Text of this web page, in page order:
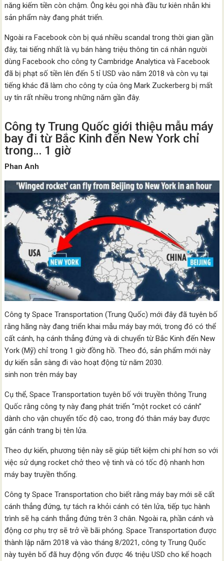
năng kiếm tiền còn chậm. Ông kêu gọi nhà đầu tư kiên nhẫn khi
sản phẩm này đang phát triển.
Ngoài ra Facebook còn bị quá nhiều scandal trong thời gian gần
đây, tai tiếng nhất là vụ bán hàng triệu thông tin cá nhân người
dùng Facebook cho công ty Cambridge Analytica và Facebook
đã bị phạt số tiền lên đến 5 tỉ USD vào năm 2018 và còn vụ tại
tiếng khác đã làm cho công ty của ông Mark Zuckerberg bị mất
uy tín rất nhiều trong những năm gần đây.
Công ty Trung Quốc giới thiệu mẫu máy
bay đi từ Bắc Kinh đến New York chỉ
trong… 1 giờ
Phan Anh
Công ty Space Transportation (Trung Quốc) mới đây đã tuyên bố
rằng hãng này đang triển khai mẫu máy bay mới, trong đó có thể
cất cánh, hạ cánh thẳng đứng và di chuyển từ Bắc Kinh đến New
York (Mỹ) chỉ trong 1 giờ đồng hồ. Theo đó, sản phẩm mới này
dự kiến sẵn sàng đi vào hoạt động từ năm 2030.
sinh non trên máy bay
Cụ thể, Space Transportation tuyên bố với truyền thông Trung
Quốc rằng công ty này đang phát triển “một rocket có cánh”
dành cho vận chuyển tốc độ cao, trong đó thân máy bay được
gắn cánh trang bị tên lửa.
Theo dự kiến, phương tiện này sẽ giúp tiết kiệm chi phí hơn so với
việc sử dụng rocket chở theo vệ tinh và có tốc độ nhanh hơn
máy bay truyền thống.
Công ty Space Transportation cho biết rằng máy bay mới sẽ cất
cánh thẳng đứng, tự tách ra khỏi cánh có tên lửa, tiếp tục hành
trình sẽ hạ cánh thẳng đứng trên 3 chân. Ngoài ra, phần cánh và
động cơ phụ trợ sẽ trở về bãi phóng. Space Transportation được
thành lập năm 2018 và vào tháng 8/2021, công ty Trung Quốc
này tuyên bố đã huy động vốn được 46 triệu USD cho kế hoạch